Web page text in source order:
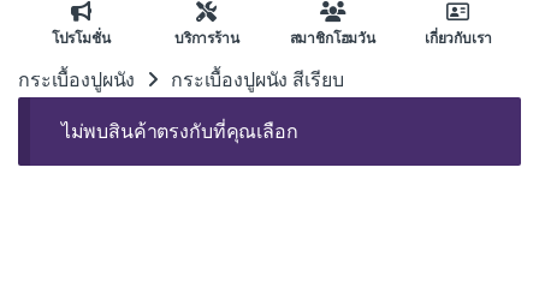
โปรโมชั่น บริการร้าน สมาชิกโฮมวัน เกี่ยวกับเรา
กระเบื้องปูผนัง กระเบื้องปูผนัง สีเรียบ
ไม่พบสินค้าตรงกับที่คุณเลือก